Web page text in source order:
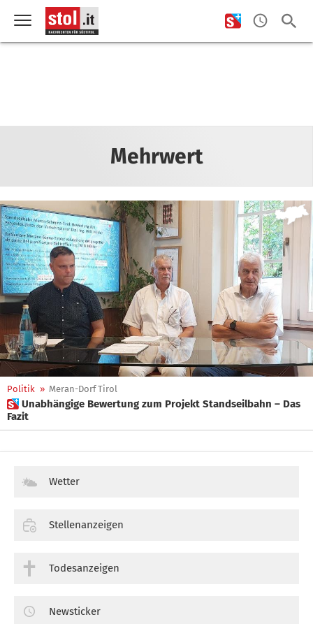
Mehrwert
Politik » Meran-Dorf Tirol
 Unabhängige Bewertung zum Projekt Standseilbahn – Das
Fazit
Wetter
Stellenanzeigen
Todesanzeigen
Newsticker